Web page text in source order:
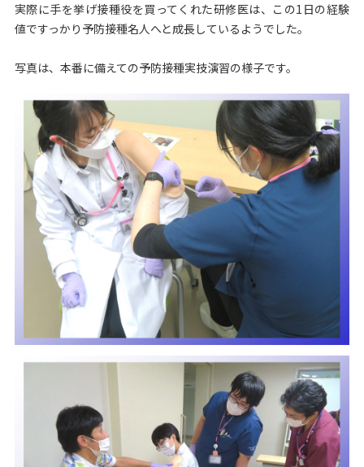
実際に手を挙げ接種役を買ってくれた研修医は、この1日の経験
値ですっかり予防接種名人へと成長しているようでした。
写真は、本番に備えての予防接種実技演習の様子です。